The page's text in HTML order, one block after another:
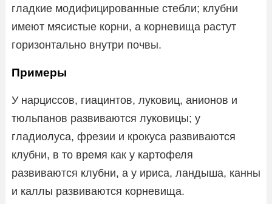
гладкие модифицированные стебли; клубни
имеют мясистые корни, а корневища растут
горизонтально внутри почвы.
Примеры
У нарциссов, гиацинтов, луковиц, анионов и
тюльпанов развиваются луковицы; у
гладиолуса, фрезии и крокуса развиваются
клубни, в то время как у картофеля
развиваются клубни, а у ириса, ландыша, канны
и каллы развиваются корневища.